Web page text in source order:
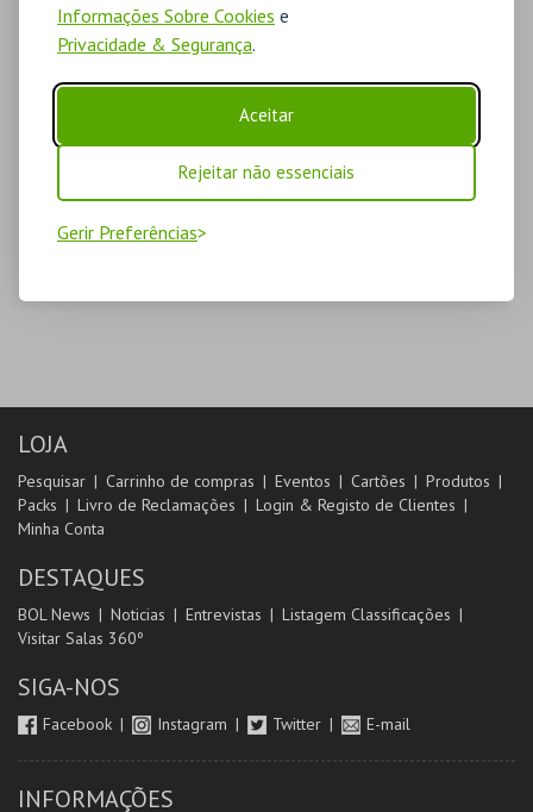
Informações Sobre Cookies e
Privacidade & Segurança.
Aceitar
Rejeitar não essenciais
Gerir Preferências
LOJA
Pesquisar Carrinho de compras Eventos Cartões
Produtos
Packs
Livro de Reclamações
Login & Registo de Clientes
Minha Conta
DESTAQUES
BOL News Noticias Entrevistas
Listagem Classificações
Visitar Salas 360º
SIGA-NOS
Facebook Instagram Twitter E-mail
INFORMAÇÕES